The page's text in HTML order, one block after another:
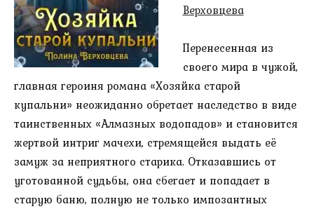
Верховцева
Перенесенная из
своего мира в чужой,
главная героиня романа «Хозяйка старой
купальни» неожиданно обретает наследство в виде
таинственных «Алмазных водопадов» и становится
жертвой интриг мачехи, стремящейся выдать её
замуж за неприятного старика. Отказавшись от
уготованной судьбы, она сбегает и попадает в
старую баню, полную не только импозантных